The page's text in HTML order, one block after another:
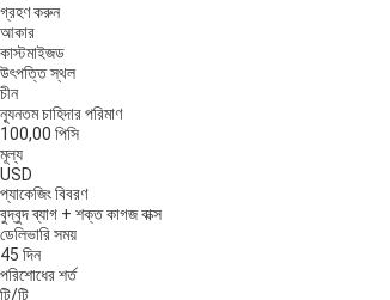
গ্রহণ করুন
আকার
কাস্টমাইজড
উৎপত্তি স্থল
চীন
ন্যূনতম চাহিদার পরিমাণ
100,00 পিসি
মূল্য
USD
প্যাকেজিং বিবরণ
বুদ্বুদ ব্যাগ + শক্ত কাগজ বাক্স
ডেলিভারি সময়
45 দিন
পরিশোধের শর্ত
টি/টি